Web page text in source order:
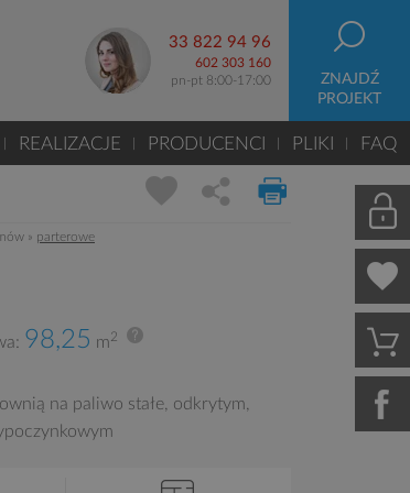
33 822 94 96
602 303 160
pn-pt 8:00-17:00
ZNAJDŹ
PROJEKT
» parterowe
98,25 m2
na paliwo stałe, odkrytym,
REALIZACJE PRODUCENCI PLIKI FAQ